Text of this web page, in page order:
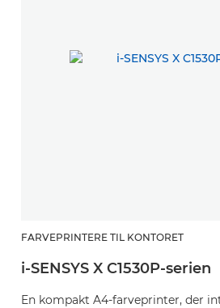
FARVEPRINTERE TIL KONTORET
i-SENSYS X C1530P-serien
En kompakt A4-farveprinter, der